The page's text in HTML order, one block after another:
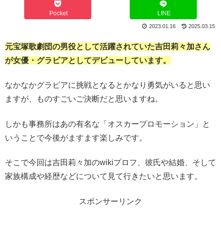
Pocket LINE
2025.03.15
2023.01.16
元宝塚歌劇団の男役として活躍されていた吉田莉々加さん
が女優・グラビアとしてデビューしています。
なかなかグラビアに挑戦となるとかなり勇気がいると思い
ますが、ものすごいご決断だと思いますね。
しかも事務所はあの有名な「オスカープロモーション」と
いうことで今後がますます楽しみです。
そこで今回は吉田莉々加のwikiプロフ、彼氏や結婚、そして
家族構成や経歴などについて見て行きたいと思います。
スポンサーリンク